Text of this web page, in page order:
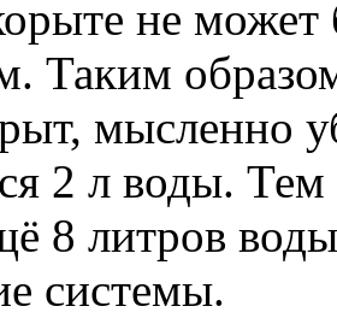
не
Таким
мысленно
2 л воды.
8 литров
системы.